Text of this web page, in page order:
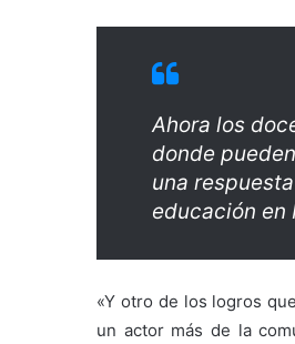
Ahora los
donde
una
educación en
«Y otro de los logros
un actor más de la